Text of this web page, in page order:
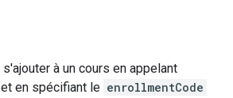
à un cours en appelant
et en spécifiant le enrollmentCode